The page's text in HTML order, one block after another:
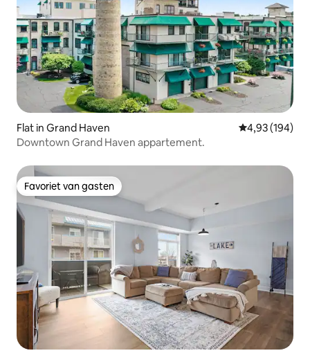
Flat in Grand Haven Gemiddelde
4,93 (194)
Downtown Grand Haven appartement.
Favoriet van gasten
Favoriet van gasten